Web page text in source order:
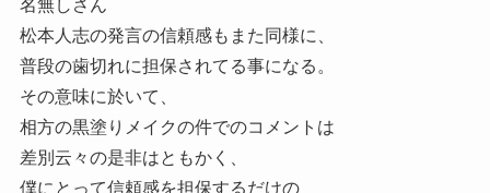
名無しさん
松本人志の発言の信頼感もまた同様に、
普段の歯切れに担保されてる事になる。
その意味に於いて、
相方の黒塗りメイクの件でのコメントは
差別云々の是非はともかく、
僕にとって信頼感を担保するだけの